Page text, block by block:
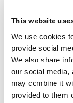
This website
We use cookies
provide social
We also share
our social media,
may combine it
provided to them
commerciaux, les
l'expérience de
conception sur
qui amélioreront à
l'environnement
Que vous ayez